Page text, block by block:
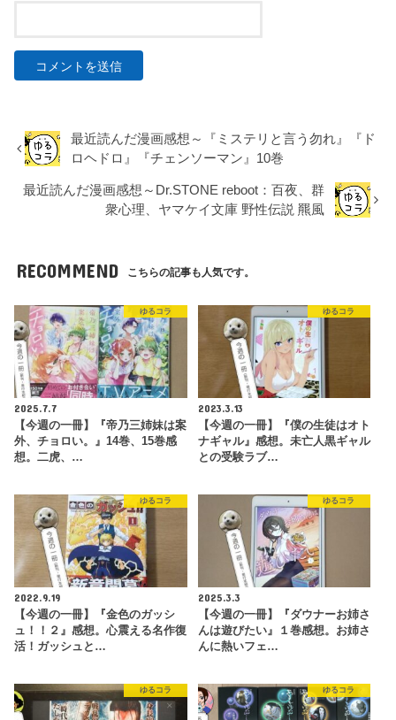
最近読んだ漫画感想～『ミステリと言う勿れ』『ド
ロヘドロ』『チェンソーマン』10巻
最近読んだ漫画感想～Dr.STONE reboot：百夜、群
衆心理、ヤマケイ文庫 野性伝説 羆風
RECOMMEND こちらの記事も人気です。
ゆるコラ
2025.7.7
【今週の一冊】『帝乃三姉妹は案
外、チョロい。』14巻、15巻感
想。二虎、…
ゆるコラ
2023.3.13
【今週の一冊】『僕の生徒はオト
ナギャル』感想。未亡人黒ギャル
との受験ラブ…
ゆるコラ
2022.9.19
【今週の一冊】『金色のガッシ
ュ！！２』感想。心震える名作復
活！ガッシュと…
ゆるコラ
2025.3.3
【今週の一冊】『ダウナーお姉さ
んは遊びたい』１巻感想。お姉さ
んに熱いフェ…
ゆるコラ ゆるコラ